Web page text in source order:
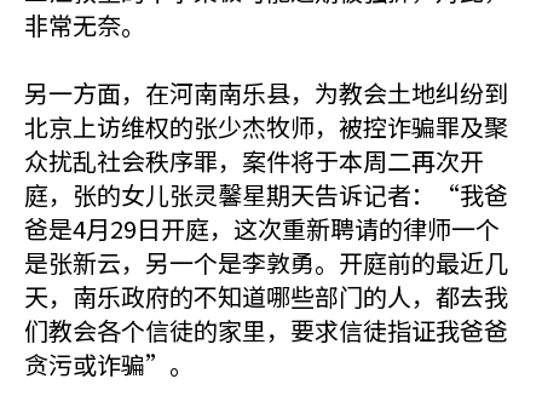
非常无奈。
另一方面，在河南南乐县，为教会土地纠纷到
北京上访维权的张少杰牧师，被控诈骗罪及聚
众扰乱社会秩序罪，案件将于本周二再次开
庭，张的女儿张灵馨星期天告诉记者：“我爸
爸是4月29日开庭，这次重新聘请的律师一个
是张新云，另一个是李敦勇。开庭前的最近几
天，南乐政府的不知道哪些部门的人，都去我
们教会各个信徒的家里，要求信徒指证我爸爸
贪污或诈骗”。